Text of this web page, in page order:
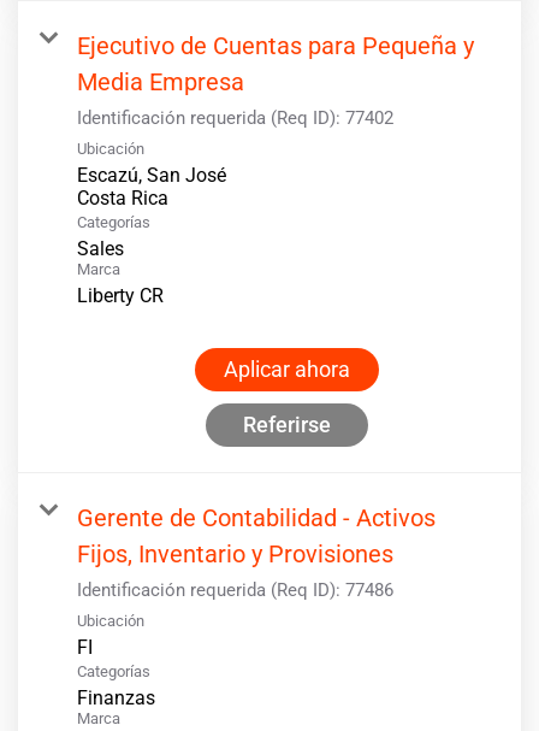
Ejecutivo de Cuentas para Pequeña y
Media Empresa
Identificación requerida (Req ID): 77402
Ubicación
Escazú, San José
Categorías
Sales
Marca
Liberty CR
Aplicar ahora
Referirse
Gerente de Contabilidad - Activos
Fijos, Inventario y Provisiones
Identificación requerida (Req ID): 77486
Ubicación
Categorías
Finanzas
Marca